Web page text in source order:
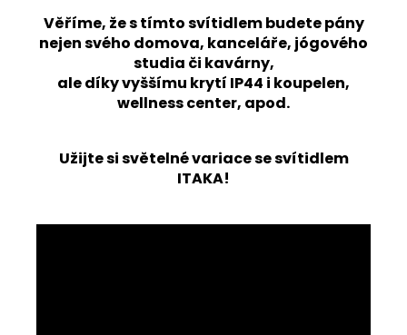
Věříme, že s tímto svítidlem budete pány
nejen svého domova, kanceláře, jógového
studia či kavárny,
ale díky vyššímu krytí IP44 i koupelen,
wellness center, apod.
Užijte si světelné variace se svítidlem
ITAKA!